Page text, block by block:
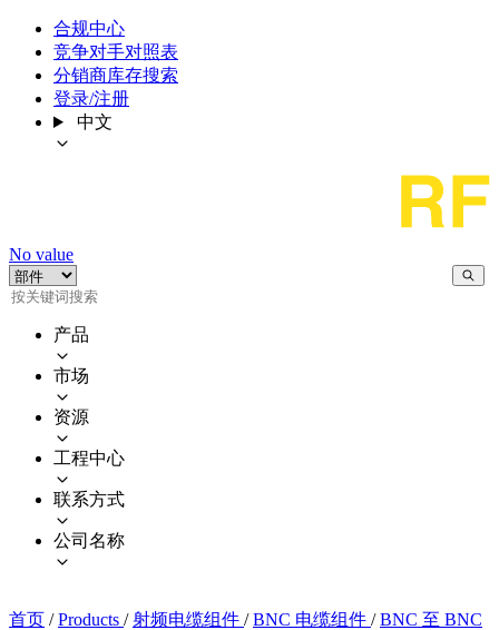
合规中心
竞争对手对照表
分销商库存搜索
登录/注册
中文
No value
产品
市场
资源
工程中心
联系方式
公司名称
首页 / Products / 射频电缆组件 / BNC 电缆组件 / BNC 至 BNC